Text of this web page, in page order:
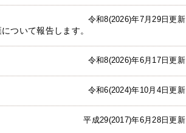
令和8(2026)年7月29日更新
ついて報告します。
令和8(2026)年6月17日更新
令和6(2024)年10月4日更新
平成29(2017)年6月28日更新